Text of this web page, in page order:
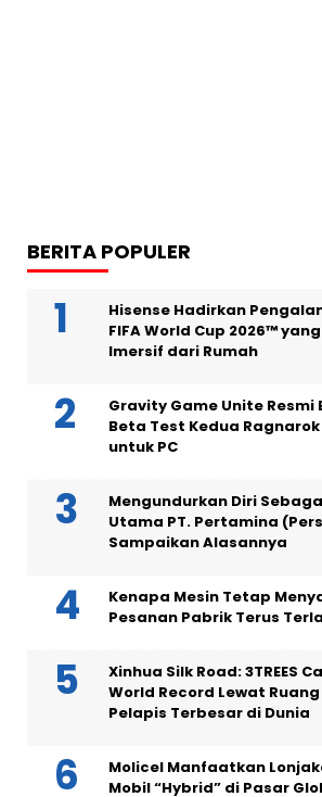
BERITA POPULER
Hisense Hadirkan
FIFA World Cup 2026™
Imersif dari Rumah
Gravity Game Unite Resmi
Beta Test Kedua
untuk PC
Mengundurkan Diri
Utama PT. Pertamina
Sampaikan Alasannya
Kenapa Mesin Tetap
Pesanan Pabrik Terus
Xinhua Silk Road: 3TREES
World Record Lewat
Pelapis Terbesar di Dunia
Molicel Manfaatkan
Mobil “Hybrid” di Pasar